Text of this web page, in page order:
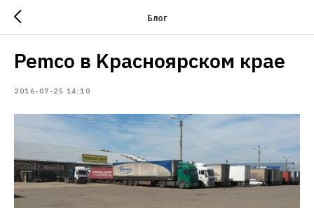
Блог
Pemco в Kрасноярском крае
2016-07-25 14:10